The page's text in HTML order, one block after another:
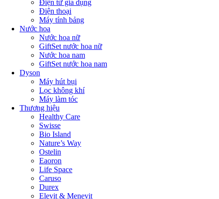
Điện tử gia dụng
Điện thoại
Máy tính bảng
Nước hoa
Nước hoa nữ
GiftSet nước hoa nữ
Nước hoa nam
GiftSet nước hoa nam
Dyson
Máy hút bụi
Lọc không khí
Máy làm tóc
Thương hiệu
Healthy Care
Swisse
Bio Island
Nature’s Way
Ostelin
Eaoron
Life Space
Caruso
Durex
Elevit & Menevit